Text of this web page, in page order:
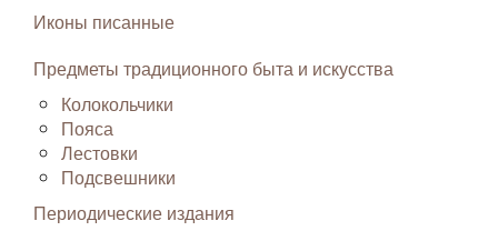
Иконы писанные
Предметы традиционного быта и искусства
Колокольчики
Пояса
Лестовки
Подсвешники
Периодические издания